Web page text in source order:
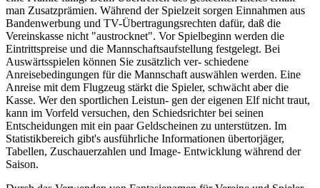
man Zusatzprämien. Während der Spielzeit sorgen Einnahmen aus
Bandenwerbung und TV-Übertragungsrechten dafür, daß die
Vereinskasse nicht "austrocknet". Vor Spielbeginn werden die
Eintrittspreise und die Mannschaftsaufstellung festgelegt. Bei
Auswärtsspielen können Sie zusätzlich ver- schiedene
Anreisebedingungen für die Mannschaft auswählen werden. Eine
Anreise mit dem Flugzeug stärkt die Spieler, schwächt aber die
Kasse. Wer den sportlichen Leistun- gen der eigenen Elf nicht traut,
kann im Vorfeld versuchen, den Schiedsrichter bei seinen
Entscheidungen mit ein paar Geldscheinen zu unterstützen. Im
Statistikbereich gibt's ausführliche Informationen übertorjäger,
Tabellen, Zuschauerzahlen und Image- Entwicklung während der
Saison.